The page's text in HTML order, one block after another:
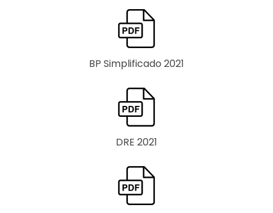
BP Simplificado 2021
DRE 2021